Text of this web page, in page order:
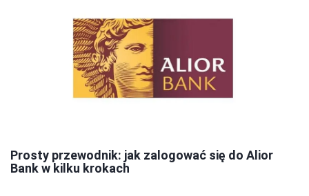
Prosty przewodnik: jak zalogować się do Alior
Bank w kilku krokach